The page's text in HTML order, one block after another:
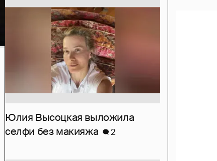
Юлия Высоцкая выложила
селфи без макияжа
2